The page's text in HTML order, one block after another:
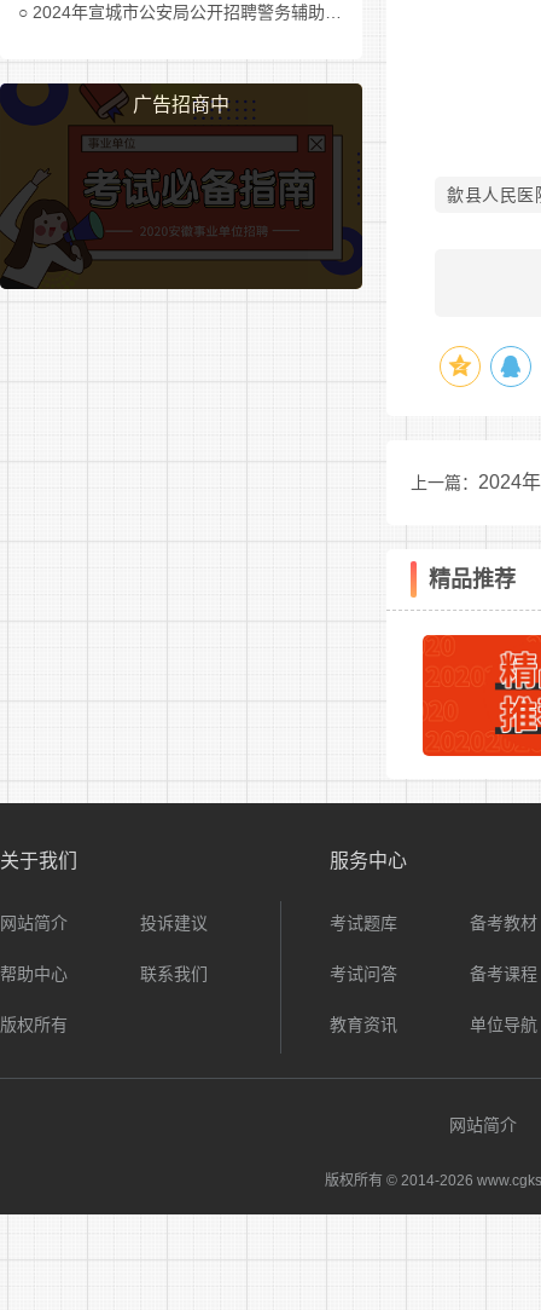
2024年宣城市公安局公开招聘警务辅助人员公告
广告招商中
歙
10
11
14
歙县人民医
上一篇： 2024
表
精品推荐
关于我们
网站简介 投诉建议
帮助中心 联系我们
版权所有
服务中心
考试题库 备考教材
考试问答 备考课程
教育资讯 单位导航
网站简介
版权所有 © 2014-2026